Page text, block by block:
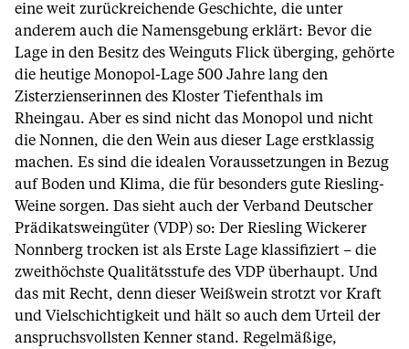
eine weit zurückreichende Geschichte, die unter
anderem auch die Namensgebung erklärt: Bevor die
Lage in den Besitz des Weinguts Flick überging, gehörte
die heutige Monopol-Lage 500 Jahre lang den
Zisterzienserinnen des Kloster Tiefenthals im
Rheingau. Aber es sind nicht das Monopol und nicht
die Nonnen, die den Wein aus dieser Lage erstklassig
machen. Es sind die idealen Voraussetzungen in Bezug
auf Boden und Klima, die für besonders gute Riesling-
Weine sorgen. Das sieht auch der Verband Deutscher
Prädikatsweingüter (VDP) so: Der Riesling Wickerer
Nonnberg trocken ist als Erste Lage klassifiziert – die
zweithöchste Qualitätsstufe des VDP überhaupt. Und
das mit Recht, denn dieser Weißwein strotzt vor Kraft
und Vielschichtigkeit und hält so auch dem Urteil der
anspruchsvollsten Kenner stand. Regelmäßige,